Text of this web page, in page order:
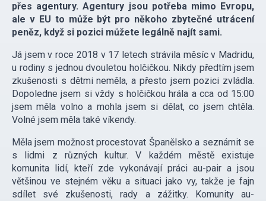
přes agentury. Agentury jsou potřeba mimo Evropu,
ale v EU to může být pro někoho zbytečné utrácení
peněz, když si pozici můžete legálně najít sami.
Já jsem v roce 2018 v 17 letech strávila měsíc v Madridu,
u rodiny s jednou dvouletou holčičkou. Nikdy předtím jsem
zkušenosti s dětmi neměla, a přesto jsem pozici zvládla.
Dopoledne jsem si vždy s holčičkou hrála a cca od 15:00
jsem měla volno a mohla jsem si dělat, co jsem chtěla.
Volné jsem měla také víkendy.
Měla jsem možnost procestovat Španělsko a seznámit se
s lidmi z různých kultur. V každém městě existuje
komunita lidí, kteří zde vykonávají práci au-pair a jsou
většinou ve stejném věku a situaci jako vy, takže je fajn
sdílet své zkušenosti, rady a zážitky. Komunity au-